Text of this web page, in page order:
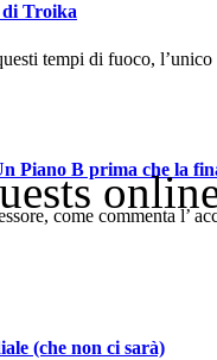
di Troika
tempi di fuoco,
Piano B prima che la
come commenta l’
(che non ci sarà)